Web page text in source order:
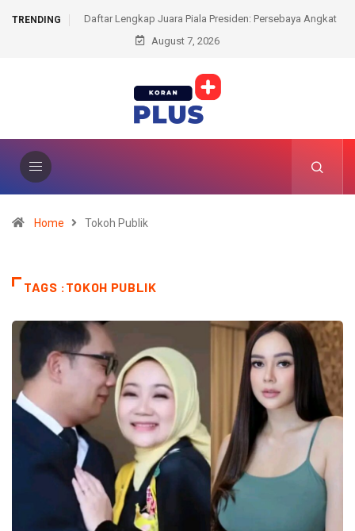
TRENDING
Presiden: Persebaya Angkat
Duta Ring Abdullah Mason Sah Jadi
Usai Penyerahan Sabuk Oleh Vasyl
August 7, 2026
Home Tokoh Publik
TAGS :TOKOH PUBLIK